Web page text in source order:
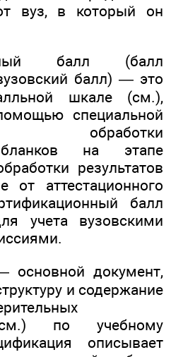
вуз, в который он
балл (балл
балл) — это
шкале (см.),
специальной
обработки
на этапе
результатов
от аттестационного
балл
учета вузовскими
основной документ,
и содержание
по учебному
описывает